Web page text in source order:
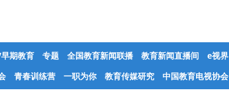
早期教育 专题 全国教育新闻联播 教育新闻直播间 e视界
青春训练营 一职为你 教育传媒研究 中国教育电视协会